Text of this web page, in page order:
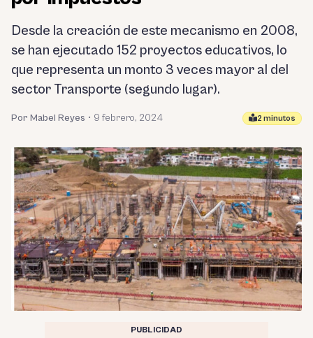
Desde la creación de este mecanismo en 2008,
se han ejecutado 152 proyectos educativos, lo
que representa un monto 3 veces mayor al del
sector Transporte (segundo lugar).
Por Mabel Reyes • 9 febrero, 2024 2 minutos
PUBLICIDAD